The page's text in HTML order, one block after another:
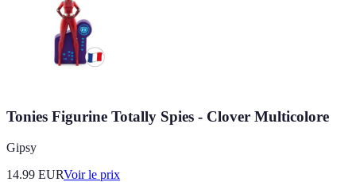
Tonies Figurine Totally Spies - Clover Multicolore
Gipsy
14.99 EURVoir le prix